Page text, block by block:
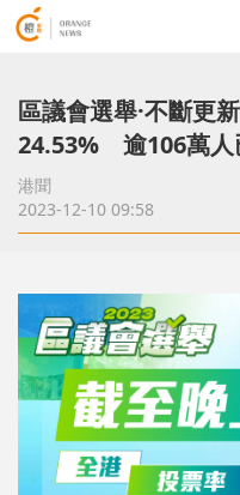
區議會選舉·不斷更
24.53% 逾106萬人
港聞
2023-12-10 09:58